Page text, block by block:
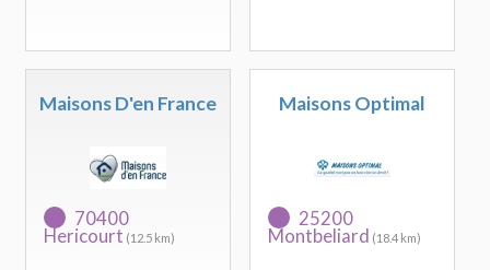
Maisons D'en France
70400
Hericourt (12.5 km)
Maisons Optimal
25200
Montbeliard (18.4 km)